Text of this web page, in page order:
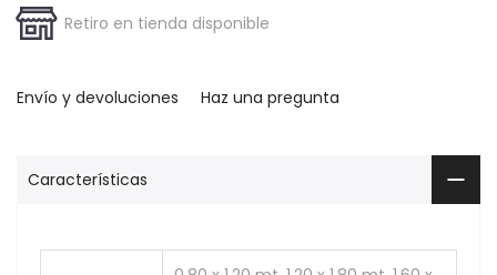
Retiro en tienda disponible
Envío y devoluciones Haz una pregunta
Características